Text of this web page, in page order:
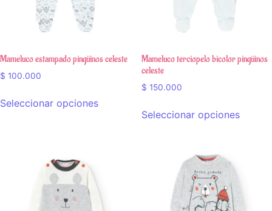
Mameluco estampado pingüinos celeste
$ 100.000
Seleccionar opciones
Mameluco terciopelo bicolor pingüinos
celeste
$ 150.000
Seleccionar opciones